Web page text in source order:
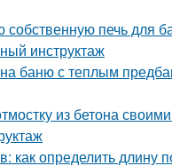
собственную печь для
инструктаж
баню с теплым
из бетона
как определить длину